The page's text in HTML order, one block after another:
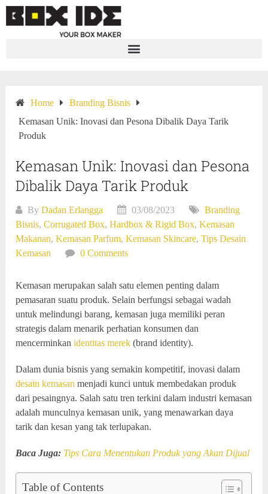
Home
Branding Bisnis
Kemasan Unik: Inovasi dan Pesona Dibalik Daya Tarik
Produk
Kemasan Unik: Inovasi dan Pesona
Dibalik Daya Tarik Produk
ByDadan Erlangga 03/08/2023
Branding
Bisnis,Corrugated Box,Hardbox & Rigid Box,Kemasan
Makanan,Kemasan Parfum,Kemasan Skincare,Tips Desain
Kemasan
0 Comments
Kemasan merupakan salah satu elemen penting dalam
pemasaran suatu produk. Selain berfungsi sebagai wadah
untuk melindungi barang, kemasan juga memiliki peran
strategis dalam menarik perhatian konsumen dan
mencerminkanidentitas merek (brand identity).
Dalam dunia bisnis yang semakin kompetitif, inovasi dalam
desain kemasan menjadi kunci untuk membedakan produk
dari pesaingnya. Salah satu tren terkini dalam industri kemasan
adalah munculnya kemasan unik, yang menawarkan daya
tarik dan kesan yang tak terlupakan.
Baca Juga: Tips Cara Menentukan Produk yang Akan Dijual
Table of Contents